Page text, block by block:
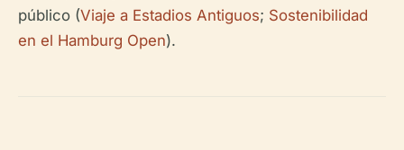
público (Viaje a Estadios Antiguos; Sostenibilidad
en el Hamburg Open).